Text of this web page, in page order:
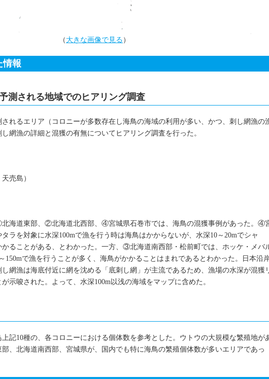
（ 大きな画像で見る ）
情報
測される地域でのヒアリング調査
れるエリア（コロニーが多数存在し海鳥の海域の利用が多い、かつ、刺し網漁の
網漁の詳細と混獲の有無についてヒアリング調査を行った。
売島）
海道東部、②北海道北西部、④宮城県石巻市では、海鳥の混獲事例があった。④
ラを対象に水深100mで漁を行う時は海鳥はかからないが、水深10～20mでシャ
かることがある、とわかった。一方、③北海道南西部・松前町では、ホッケ・メバ
150mで漁を行うことが多く、海鳥がかかることはまれであるとわかった。日本沿
網漁は海底付近に網を沈める「底刺し網」が主流であるため、漁場の水深が混獲
示唆された。よって、水深100m以浅の海域をマップに含めた。
記10種の、各コロニーにおける個体数を参考とした。ウトウの大規模な繁殖地が
、北海道南西部、宮城県が、国内でも特に海鳥の繁殖個体数が多いエリアであっ